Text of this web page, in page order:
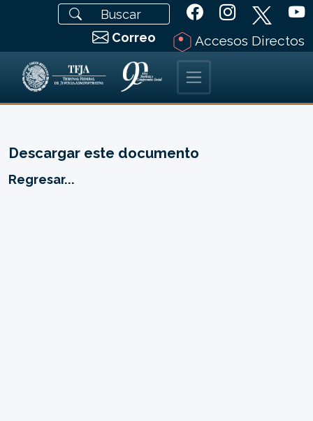
Correo Accesos Directos
Descargar este documento
Regresar...